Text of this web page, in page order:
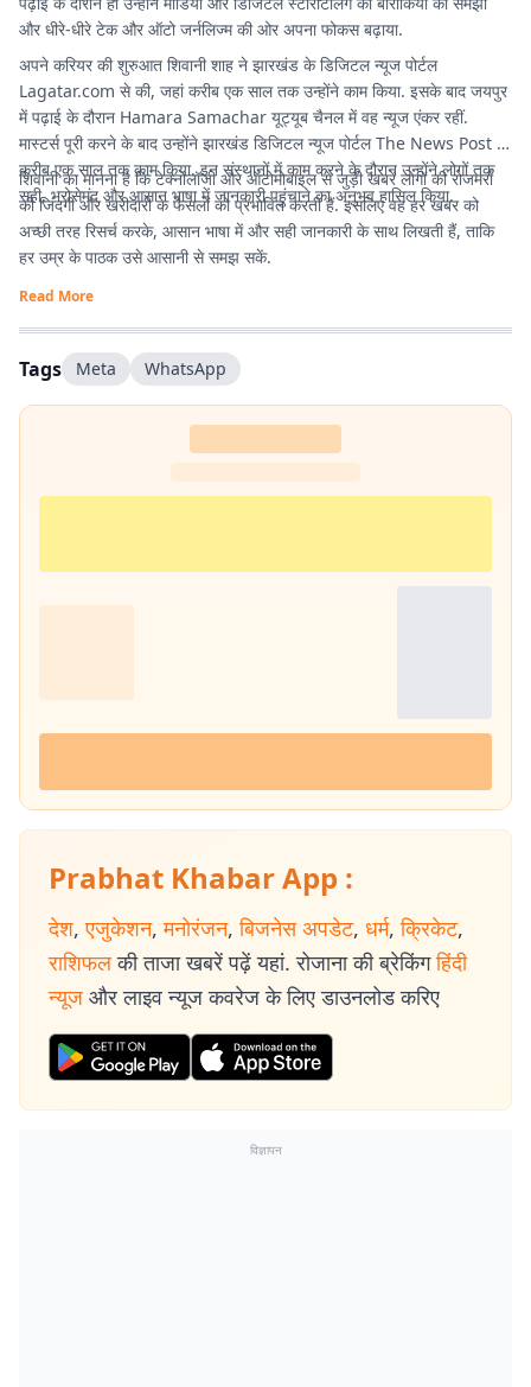
और धीरे-धीरे टेक और ऑटो जर्नलिज्म की ओर अपना फोकस बढ़ाया.
अपने करियर की शुरुआत शिवानी शाह ने झारखंड के डिजिटल न्यूज पोर्टल
Lagatar.com से की, जहां करीब एक साल तक उन्होंने काम किया. इसके बाद जयपुर
में पढ़ाई के दौरान Hamara Samachar यूट्यूब चैनल में वह न्यूज एंकर रहीं.
मास्टर्स पूरी करने के बाद उन्होंने झारखंड डिजिटल न्यूज पोर्टल The News Post में
करीब एक साल तक काम किया. इन संस्थानों में काम करने के दौरान उन्होंने लोगों तक
सही, भरोसेमंद और आसान भाषा में जानकारी पहुंचाने का अनुभव हासिल किया.
शिवानी का मानना है कि टेक्नोलॉजी और ऑटोमोबाइल से जुड़ी खबरें लोगों की रोजमर्रा
की जिंदगी और खरीदारी के फैसलों को प्रभावित करती हैं. इसलिए वह हर खबर को
अच्छी तरह रिसर्च करके, आसान भाषा में और सही जानकारी के साथ लिखती हैं, ताकि
हर उम्र के पाठक उसे आसानी से समझ सकें.
Read More
Tags Meta WhatsApp
Prabhat Khabar App :
देश, एजुकेशन, मनोरंजन, बिजनेस अपडेट, धर्म, क्रिकेट,
राशिफल की ताजा खबरें पढ़ें यहां. रोजाना की ब्रेकिंग हिंदी
न्यूज और लाइव न्यूज कवरेज के लिए डाउनलोड करिए
विज्ञापन